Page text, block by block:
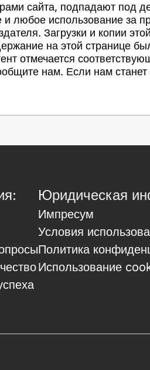
сайта, подпадают под
любое использование за
Загрузки и копии
на этой странице
отмечается
нам. Если нам
Юридическая
Импресум
Условия
Политика
Использование